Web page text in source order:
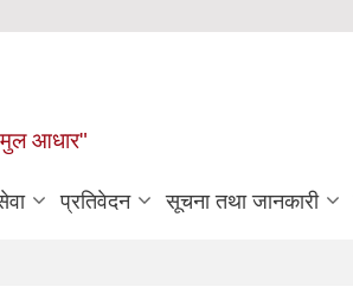
मुल आधार"
प्रतिवेदन सूचना तथा जानकारी